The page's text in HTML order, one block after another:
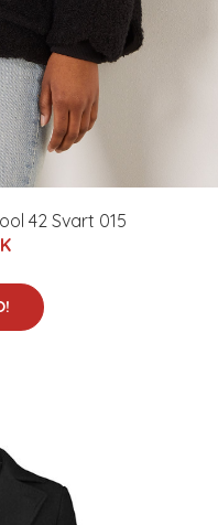
42 Svart 015